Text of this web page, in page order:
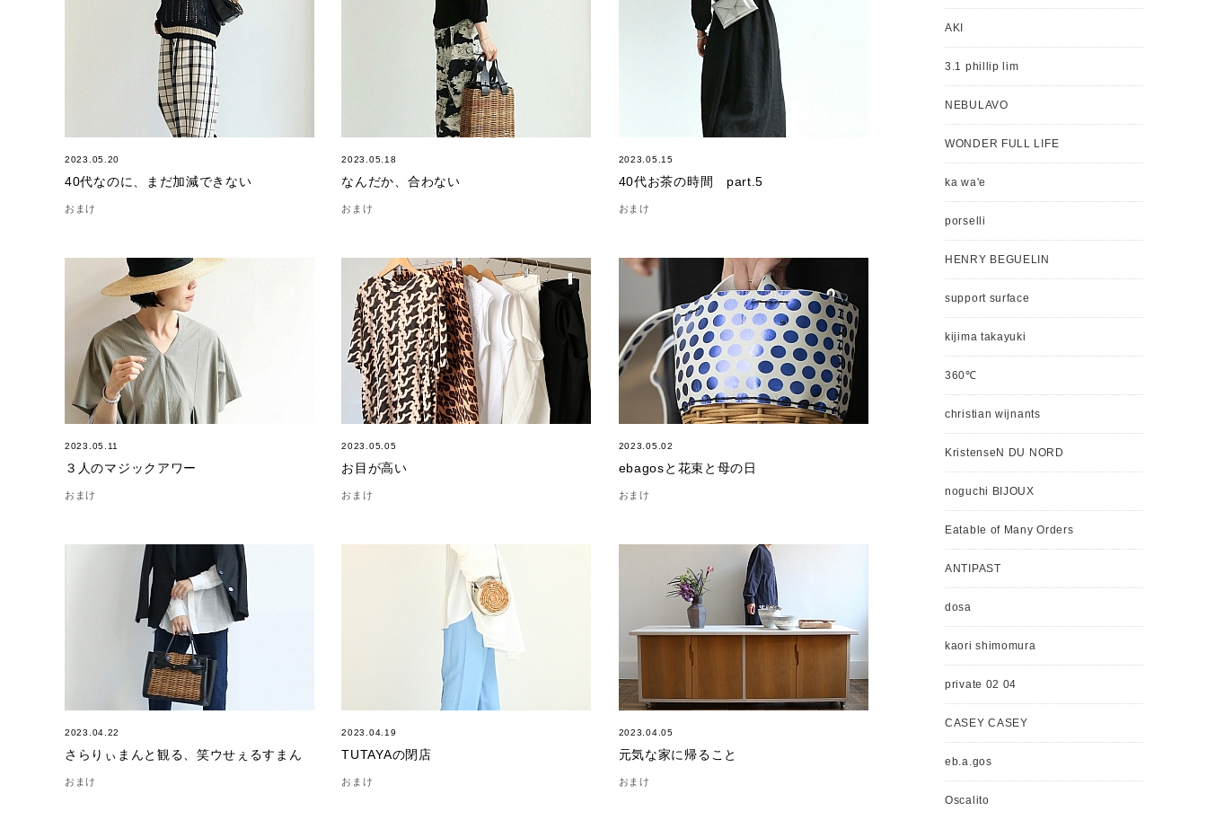
2023.05.20
40代なのに、まだ加減できない
おまけ
2023.05.18
なんだか、合わない
おまけ
2023.05.15
40代お茶の時間 part.5
おまけ
2023.05.11
３人のマジックアワー
おまけ
2023.05.05
お目が高い
おまけ
2023.05.02
ebagosと花束と母の日
おまけ
2023.04.22
さらりぃまんと観る、笑ウせぇるすまん
おまけ
2023.04.19
TUTAYAの閉店
おまけ
2023.04.05
元気な家に帰ること
おまけ
AKI
3.1 phillip lim
NEBULAVO
WONDER FULL LIFE
ka wa'e
porselli
HENRY BEGUELIN
support surface
kijima takayuki
360℃
christian wijnants
KristenseN DU NORD
noguchi BIJOUX
Eatable of Many Orders
ANTIPAST
dosa
kaori shimomura
private 02 04
CASEY CASEY
eb.a.gos
Oscalito